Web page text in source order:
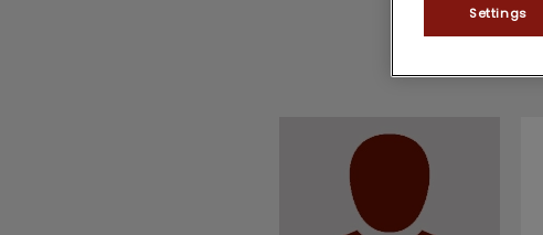
Settings